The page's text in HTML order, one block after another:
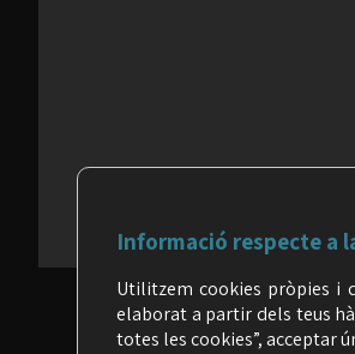
Informació respecte a
Utilitzem cookies pròpies i
elaborat a partir dels teus
totes les cookies”, acceptar